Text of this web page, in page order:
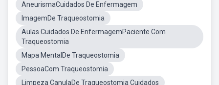
AneurismaCuidados De Enfermagem
ImagemDe Traqueostomia
Aulas Cuidados De EnfermagemPaciente Com
Traqueostomia
Mapa MentalDe Traqueostomia
PessoaCom Traqueostomia
Limpeza CanulaDe Traqueostomia Cuidados